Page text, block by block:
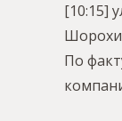
[10:15]
Шорохи
По